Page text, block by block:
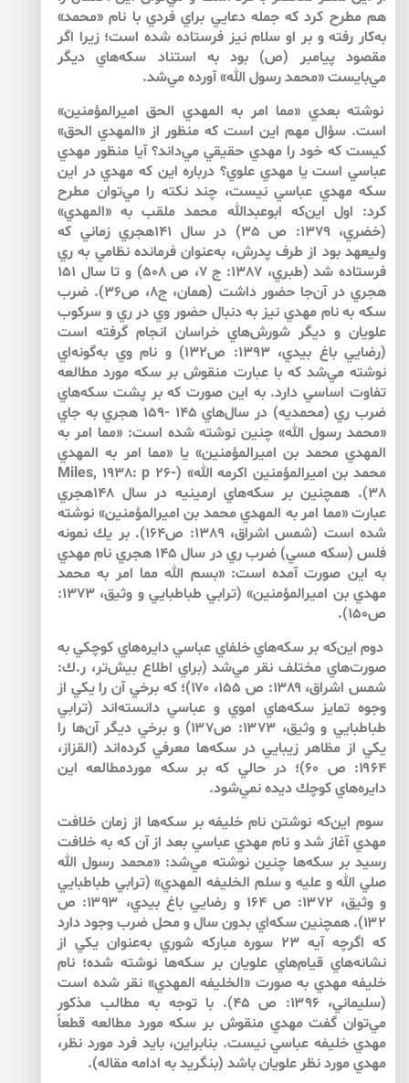
هم مطرح كرد كه جمله دعايي براي فردي با نام «محمد»
به‌كار رفته و بر او سلام نيز فرستاده ‌شده است؛ زيرا اگر
مقصود پيامبر (ص) بود به استناد سكه‌هاي ديگر
مي‌بايست «محمد رسول الله» آورده مي‌شد.
نوشته بعدي «مما امر به المهدي الحق اميرالمؤمنين»
است. سؤال مهم اين است كه منظور از «المهدي الحق»
كيست كه خود را مهدي حقيقي مي‌داند؟ آيا منظور مهدي
عباسي است يا مهدي علوي؟ درباره اين كه مهدي در اين
سكه مهدي عباسي نيست، چند نكته را مي‌توان مطرح
كرد: اول اين‌كه ابوعبدالله محمد ملقب به «المهدي»
(خضري، 1379: ص 35) در سال 141هجري زماني كه
وليعهد بود از طرف پدرش، به‌عنوان فرمانده نظامي به ري
فرستاده شد (طبري، 1387: ج 7، ص 508) و تا سال 151
هجري در آن‌جا حضور داشت (همان، ج8، ص36). ضرب
سكه به نام مهدي نيز به دنبال حضور وي در ري و سركوب
علويان و ديگر شورش‌هاي خراسان انجام گرفته است
(رضايي باغ بيدي، 1393: ص132) و نام وي به‌گونه‌اي
نوشته مي‌شد كه با عبارت منقوش بر سكه مورد مطالعه
تفاوت اساسي دارد. به اين صورت كه بر پشت سكه‌هاي
ضرب ري (محمديه) در سال‌هاي 145 -159 هجري به جاي
«محمد رسول الله» چنين نوشته شده است: «مما امر به
المهدي محمد بن اميرالمؤمنين» يا «مما امر به المهدي
محمد بن اميرالمؤمنين اكرمه الله» (Miles, 1938: p 26-
38). همچنين بر سكه‌هاي ارمينيه در سال 148هجري
عبارت «مما امر به المهدي محمد بن اميرالمؤمنين» نوشته
شده است (شمس اشراق، 1389: ص164). بر يك نمونه
فلس (سكه مسي) ضرب ري در سال 145 هجري نام مهدي
به اين صورت آمده است: «بسم الله مما امر به محمد
مهدي بن اميرالمؤمنين» (ترابي طباطبايي و وثيق، 1373:
ص150).
دوم اين‌كه بر سكه‌هاي خلفاي عباسي دايره‌هاي كوچكي به
صورت‌هاي مختلف نقر مي‌شد (براي اطلاع بيش‌تر، ر.ك:
شمس اشراق، ۱۳۸۹: ص ۱۵۵، ۱۷۰)؛ كه برخي آن را يكي از
وجوه تمايز سكه‌هاي اموي و عباسي دانسته‌اند (ترابي
طباطبايي و وثيق، ۱۳۷۳: ص۱۳۷) و برخي ديگر آن‌ها را
يكي از مظاهر زيبايي در سكه‌ها معرفي كرده‌اند (القزاز،
۱۹۶۴: ص ۶۰)؛ در حالي كه بر سكه موردمطالعه اين
دايره‌هاي كوچك ديده نمي‌شود.
سوم اين‌كه نوشتن نام خليفه بر سكه‌ها از زمان خلافت
مهدي آغاز شد و نام مهدي عباسي بعد از آن كه به خلافت
رسيد بر سكه‌ها چنين نوشته مي‌شد: «محمد رسول الله
صلي الله و عليه و سلم الخليفه المهدي» (ترابي طباطبايي
و وثيق، ۱۳۷۲: ص ۱۶۴ و رضايي باغ بيدي، ۱۳۹۳: ص
۱۳۲). همچنين سكه‌اي بدون سال و محل ضرب وجود دارد
كه اگرچه آيه ۲۳ سوره مباركه شوري به‌عنوان يكي از
نشانه‌هاي قيام‌هاي علويان بر سكه‌ها نوشته شده؛ نام
خليفه مهدي به صورت «الخليفه المهدي» نقر شده است
(سليماني، ۱۳۹۶: ص ۴۵). با توجه به مطالب مذكور
مي‌توان گفت مهدي منقوش بر سكه مورد مطالعه قطعاً
مهدي خليفه عباسي نيست. بنابراين، بايد فرد مورد نظر،
مهدي مورد نظر علويان باشد (بنگريد به ادامه مقاله).